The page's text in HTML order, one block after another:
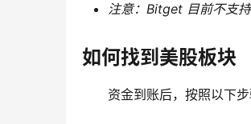
注意：Bitget 目前不支
如何找到美股板块
资金到账后，按照以下